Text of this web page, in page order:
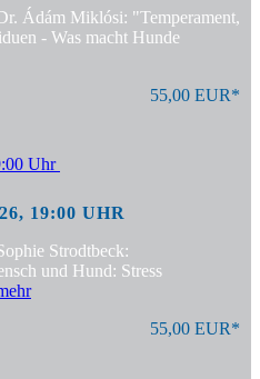
Ádám Miklósi: "Temperament,
- Was macht Hunde
55,00 EUR*
19:00 UHR
Strodtbeck:
und Hund: Stress
55,00 EUR*